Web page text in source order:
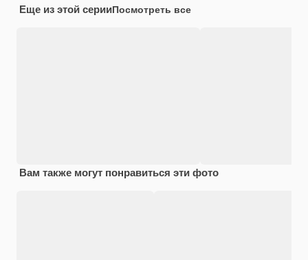
Еще из этой серииПосмотреть все
Вам также могут понравиться эти фото